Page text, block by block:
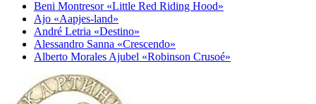
Beni Montresor «Little Red Riding Hood»
Ajo «Aapjes-land»
André Letria «Destino»
Alessandro Sanna «Crescendo»
Alberto Morales Ajubel «Robinson Crusoé»